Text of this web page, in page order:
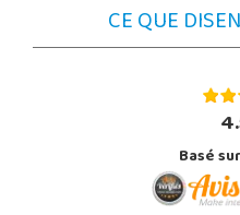
CE QUE
Basé